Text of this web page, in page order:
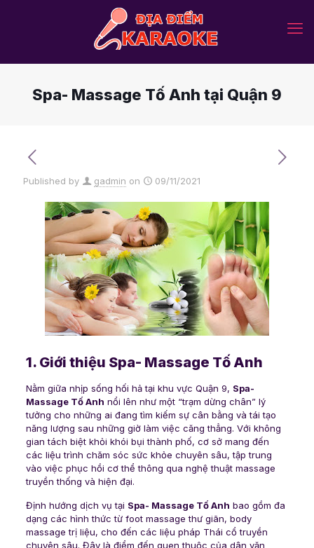
Spa- Massage Tố Anh tại Quận 9
Published by gadmin on 09/11/2021
1. Giới thiệu Spa- Massage Tố Anh
Nằm giữa nhịp sống hối hả tại khu vực Quận 9, Spa-
Massage Tố Anh nổi lên như một “trạm dừng chân” lý
tưởng cho những ai đang tìm kiếm sự cân bằng và tái tạo
năng lượng sau những giờ làm việc căng thẳng. Với không
gian tách biệt khỏi khói bụi thành phố, cơ sở mang đến
các liệu trình chăm sóc sức khỏe chuyên sâu, tập trung
vào việc phục hồi cơ thể thông qua nghệ thuật massage
truyền thống và hiện đại.
Định hướng dịch vụ tại Spa- Massage Tố Anh bao gồm đa
dạng các hình thức từ foot massage thư giãn, body
massage trị liệu, cho đến các liệu pháp Thái cổ truyền
chuyên sâu. Đây là điểm đến quen thuộc của dân văn